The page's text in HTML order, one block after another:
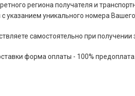
региона получателя и
с указанием уникального номера
самостоятельно при
форма оплаты - 100% предоплата.